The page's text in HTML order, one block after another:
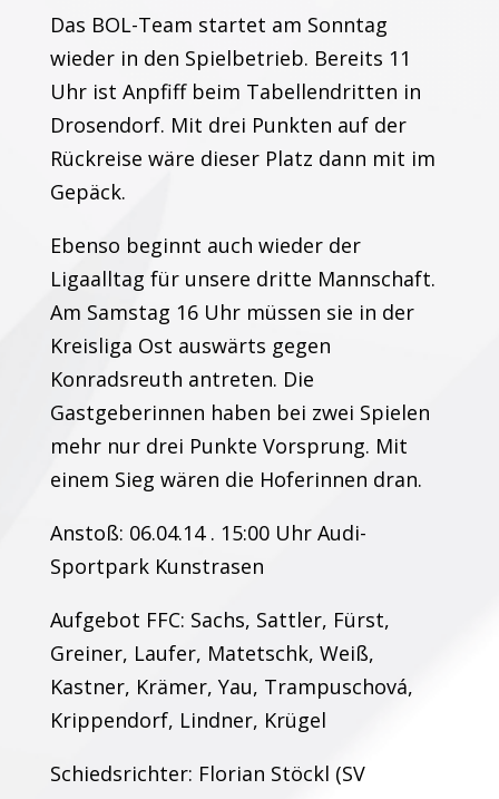
Das BOL-Team startet am Sonntag
wieder in den Spielbetrieb. Bereits 11
Uhr ist Anpfiff beim Tabellendritten in
Drosendorf. Mit drei Punkten auf der
Rückreise wäre dieser Platz dann mit im
Gepäck.
Ebenso beginnt auch wieder der
Ligaalltag für unsere dritte Mannschaft.
Am Samstag 16 Uhr müssen sie in der
Kreisliga Ost auswärts gegen
Konradsreuth antreten. Die
Gastgeberinnen haben bei zwei Spielen
mehr nur drei Punkte Vorsprung. Mit
einem Sieg wären die Hoferinnen dran.
Anstoß: 06.04.14 . 15:00 Uhr Audi-
Sportpark Kunstrasen
Aufgebot FFC: Sachs, Sattler, Fürst,
Greiner, Laufer, Matetschk, Weiß,
Kastner, Krämer, Yau, Trampuschová,
Krippendorf, Lindner, Krügel
Schiedsrichter: Florian Stöckl (SV